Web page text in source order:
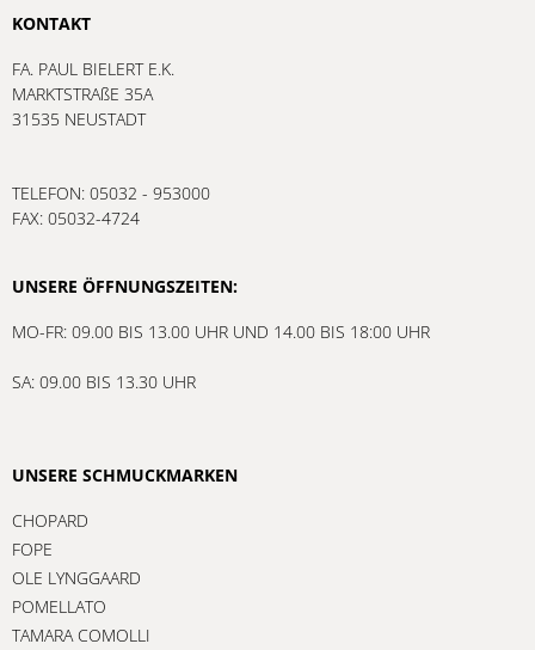
KONTAKT
FA. PAUL BIELERT E.K.
MARKTSTRAßE 35A
31535 NEUSTADT
TELEFON: 05032 - 953000
FAX: 05032-4724
UNSERE ÖFFNUNGSZEITEN:
MO-FR: 09.00 BIS 13.00 UHR UND 14.00 BIS 18:00 UHR
SA: 09.00 BIS 13.30 UHR
UNSERE SCHMUCKMARKEN
CHOPARD
FOPE
OLE LYNGGAARD
POMELLATO
TAMARA COMOLLI